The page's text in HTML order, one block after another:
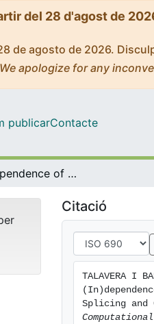
del 28 d'agost de
de agosto de 2026.
apologize for any
publicarContacte
The (In)dependence of Alternative Splicing and Gene Duplication.
Citació
TALAVERA I
Splicing and